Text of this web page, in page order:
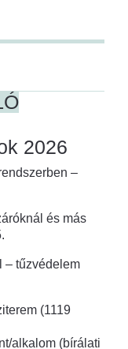
2026
–
és más
– tűzvédelem
(1119
alkalom (bírálati